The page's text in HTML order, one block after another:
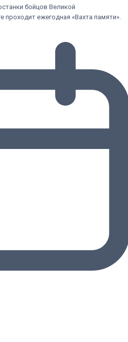
бойцов Великой
проходит ежегодная «Вахта памяти».